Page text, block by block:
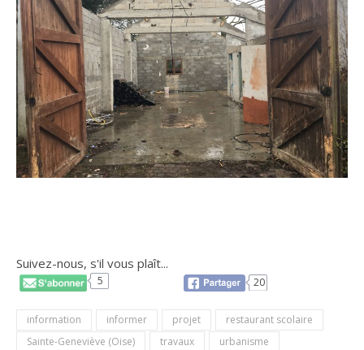
Suivez-nous, s'il vous plaît...
5 20
information informer projet
restaurant scolaire
Sainte-Geneviève (Oise)
travaux urbanisme